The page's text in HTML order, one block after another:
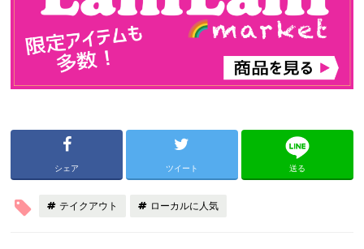
シェア ツイート 送る
テイクアウト ローカルに人気